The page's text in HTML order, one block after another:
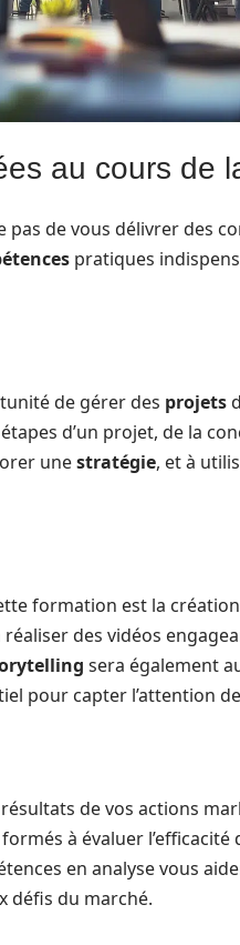
au cours de
de vous délivrer des
pratiques
de gérer des projets
d’un projet, de la
unestratégie, et à
formation est la
des vidéos
sera également
pour capter l’attention
de vos actions
à évaluer l’efficacité
en analyse vous
défis du marché.